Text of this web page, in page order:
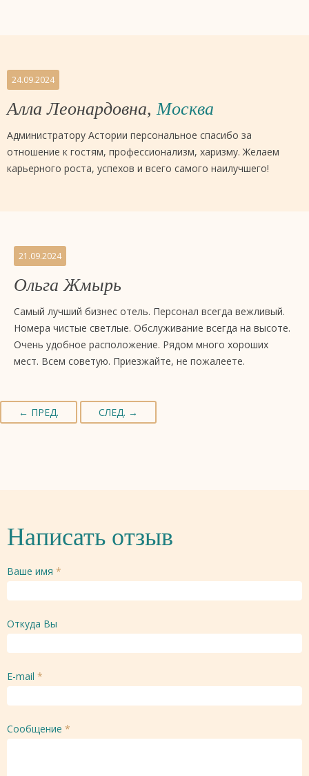
24.09.2024
Алла Леонардовна,Москва
Администратору Астории персональное спасибо за
отношение к гостям, профессионализм, харизму. Желаем
карьерного роста, успехов и всего самого наилучшего!
21.09.2024
Ольга Жмырь
Самый лучший бизнес отель. Персонал всегда вежливый.
Номера чистые светлые. Обслуживание всегда на высоте.
Очень удобное расположение. Рядом много хороших
мест. Всем советую. Приезжайте, не пожалеете.
← ПРЕД. СЛЕД. →
Написать отзыв
Ваше имя *
Откуда Вы
E-mail *
Сообщение *